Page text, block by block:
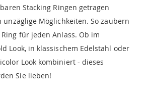
Stacking Ringen getragen
Möglichkeiten. So zaubern
für jeden Anlass. Ob im
Look, in klassischem Edelstahl oder
Look kombiniert - dieses
Sie lieben!